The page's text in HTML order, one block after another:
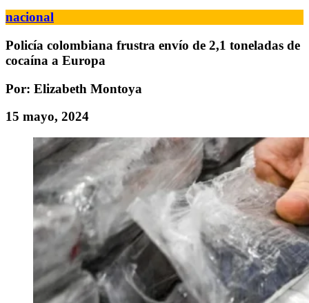
nacional
Policía colombiana frustra envío de 2,1 toneladas de
cocaína a Europa
Por: Elizabeth Montoya
15 mayo, 2024